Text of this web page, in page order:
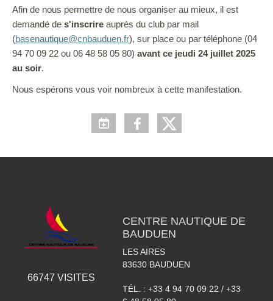
Afin de nous permettre de nous organiser au mieux, il est
demandé de s'inscrire auprès du club par mail
(basenautique@cnbauduen.fr), sur place ou par téléphone (04
94 70 09 22 ou 06 48 58 05 80) avant ce jeudi 24 juillet 2025
au soir.
Nous espérons vous voir nombreux à cette manifestation.
66747 VISITES
CENTRE NAUTIQUE DE
BAUDUEN
LES AIRES
83630 BAUDUEN
TÉL. : +33 4 94 70 09 22 / +33